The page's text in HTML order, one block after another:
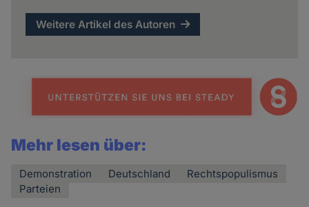
Weitere Artikel des Autoren
Mehr lesen über:
Demonstration Deutschland
Rechtspopulismus
Parteien